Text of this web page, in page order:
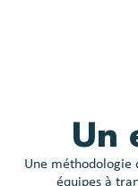
Un
Une méthodologie
équipes à